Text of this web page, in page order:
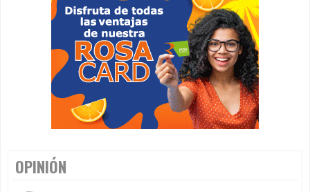
OPINIÓN